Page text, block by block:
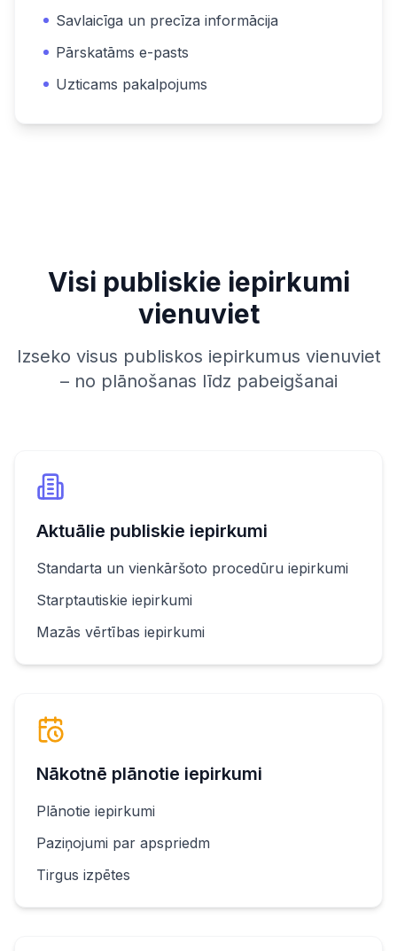
Savlaicīga un precīza informācija
Pārskatāms e-pasts
Uzticams pakalpojums
Visi publiskie iepirkumi
vienuviet
Izseko visus publiskos iepirkumus vienuviet
– no plānošanas līdz pabeigšanai
Aktuālie publiskie iepirkumi
Standarta un vienkāršoto procedūru iepirkumi
Starptautiskie iepirkumi
Mazās vērtības iepirkumi
Nākotnē plānotie iepirkumi
Plānotie iepirkumi
Paziņojumi par apspriedm
Tirgus izpētes